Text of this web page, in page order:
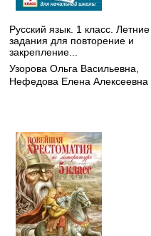
Русский язык. 1 класс. Летние
задания для повторение и
закрепление...
Узорова Ольга Васильевна
Нефедова Елена Алексеевна